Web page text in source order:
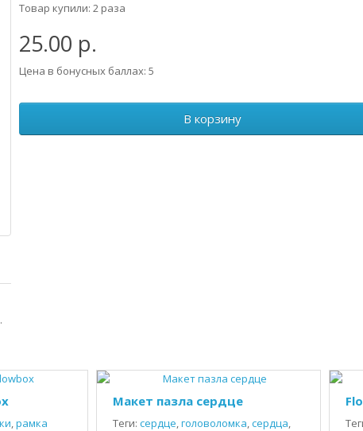
Товар купили: 2 раза
25.00 р.
Цена в бонусных баллах: 5
В корзину
,рамка
Макет пазла сердце
Теги: сердце,головоломка,сердца,